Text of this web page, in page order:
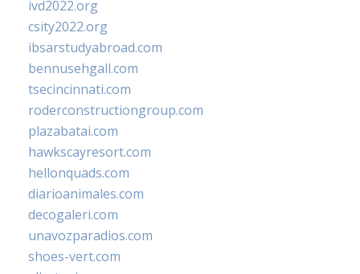
ivd2022.org
csity2022.org
ibsarstudyabroad.com
bennusehgall.com
tsecincinnati.com
roderconstructiongroup.com
plazabatai.com
hawkscayresort.com
hellonquads.com
diarioanimales.com
decogaleri.com
unavozparadios.com
shoes-vert.com